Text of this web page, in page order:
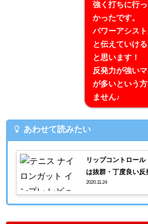
強く打ちに行
かったです。
パワーアシス
と伝えていけ
と思います！
反発力が強い
が多いという
ません♪
あわせて読みたい
リップコントロール イン
は抜群・丁度良い反
ト】
2020.11.24